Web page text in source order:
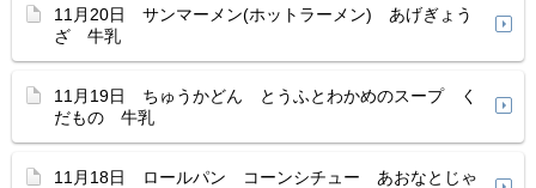
11月20日 サンマーメン(ホットラーメン) あげぎょう
ざ 牛乳
11月19日 ちゅうかどん とうふとわかめのスープ く
だもの 牛乳
11月18日 ロールパン コーンシチュー あおなとじゃ